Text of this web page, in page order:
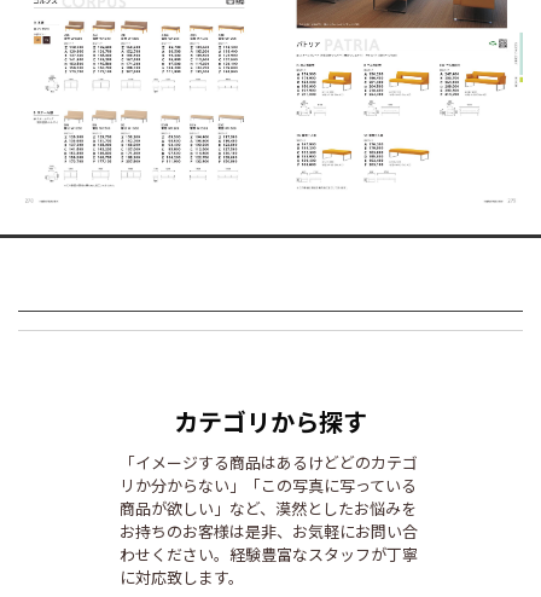
カテゴリから探す
「イメージする商品はあるけどどのカテゴ
リか分からない」「この写真に写っている
商品が欲しい」など、漠然としたお悩みを
お持ちのお客様は是非、お気軽にお問い合
わせください。経験豊富なスタッフが丁寧
に対応致します。